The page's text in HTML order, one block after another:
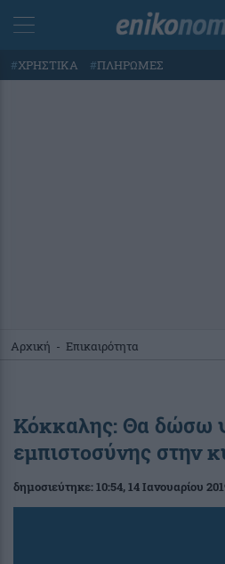
#ΧΡΗΣΤΙΚΑ #ΠΛΗΡΩΜΕΣ
Αρχική - Επικαιρότητα
Κόκκαλης: Θα δώσω
εμπιστοσύνης στην
δημοσιεύτηκε:10:54, 14 Ιανουαρίου